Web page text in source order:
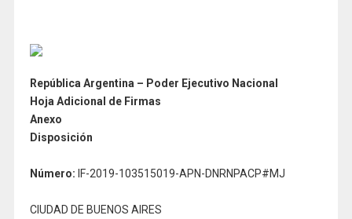
República Argentina – Poder Ejecutivo Nacional
Hoja Adicional de Firmas
Anexo
Disposición
Número: IF-2019-103515019-APN-DNRNPACP#MJ
CIUDAD DE BUENOS AIRES